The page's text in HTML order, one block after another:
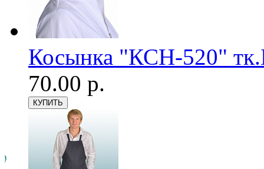
Косынка "КСН-520"
70.00 р.